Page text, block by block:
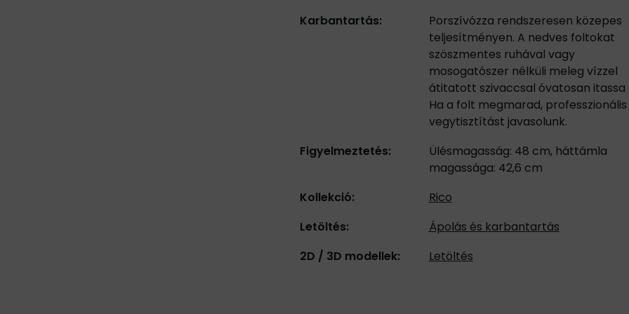
Karbantartás:
Porszívózza rendszeresen közepes
teljesítményen. A nedves foltokat
szöszmentes ruhával vagy
mosogatószer nélküli meleg vízzel
átitatott szivaccsal óvatosan itassa
Ha a folt megmarad, professzionális
vegytisztítást javasolunk.
Figyelmeztetés:
Ülésmagasság: 48 cm, háttámla
magassága: 42,6 cm
Kollekció:
Rico
Letöltés:
Ápolás és karbantartás
2D / 3D modellek:
Letöltés